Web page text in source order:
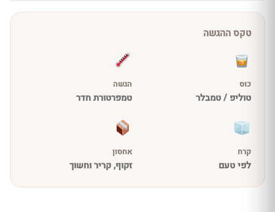
טקס ההגשה
כוס
טוליפ / טמבלר
הגשה
טמפרטורת חדר
קרח
לפי טעם
אחסון
זקוף, קריר וחשוך